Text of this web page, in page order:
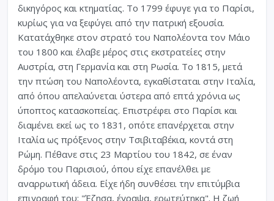
δικηγόρος και κτηματίας. Το 1799 έφυγε για το Παρίσι,
κυρίως για να ξεφύγει από την πατρική εξουσία.
Κατατάχθηκε στον στρατό του Ναπολέοντα τον Μάιο
του 1800 και έλαβε μέρος στις εκστρατείες στην
Αυστρία, στη Γερμανία και στη Ρωσία. Το 1815, μετά
την πτώση του Ναπολέοντα, εγκαθίσταται στην Ιταλία,
από όπου απελαύνεται ύστερα από επτά χρόνια ως
ύποπτος κατασκοπείας. Επιστρέφει στο Παρίσι και
διαμένει εκεί ως το 1831, οπότε επανέρχεται στην
Ιταλία ως πρόξενος στην Τσιβιταβέκια, κοντά στη
Ρώμη. Πέθανε στις 23 Μαρτίου του 1842, σε έναν
δρόμο του Παρισιού, όπου είχε επανέλθει με
αναρρωτική άδεια. Είχε ήδη συνθέσει την επιτύμβια
επιγραφή του: "Έζησα, έγραψα, ερωτεύτηκα". Η ζωή